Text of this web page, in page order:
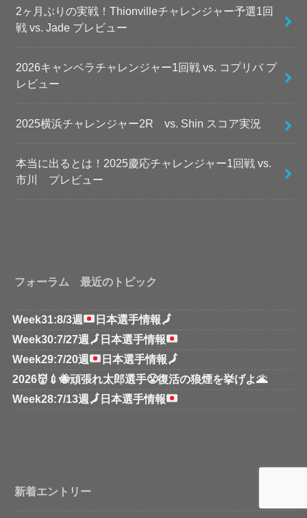
2ヶ月ぶりの実戦！Thionvilleチャレンジャー予選1回
戦 vs. Jade プレビュー
2026キャンベラチャレンジャー1回戦 vs. コプリバ プ
レビュー
2025横浜チャレンジャー2R vs. Shin スコア実況
本当に出るとは！2025慶応チャレンジャー1回戦 vs.
市川 プレビュー
フォーラム 最近のトピック
Week31:8/3週 日本選手情報🗾
Week30:7/27週 🗾 日本選手情報
Week29:7/20週
日本選手情報🗾
2026👹💉🐝頑張れ太郎選手😤復活の狼煙を挙げよ🌋
Week28:7/13週 🗾 日本選手情報
新着エントリー